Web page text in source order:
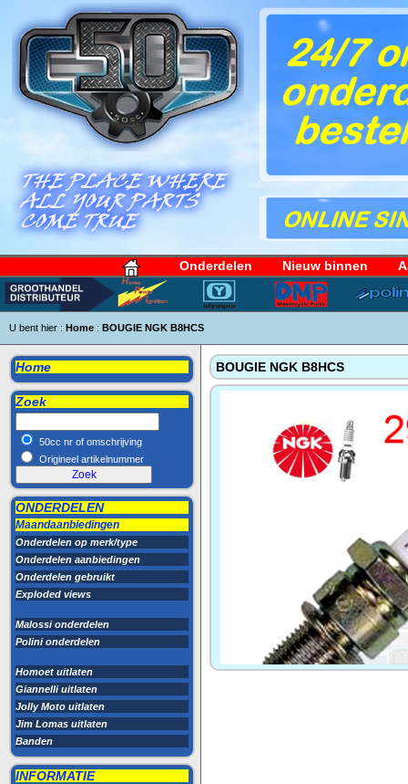
Onderdelen Nieuw binnen
U bent hier : Home : BOUGIE NGK B8HCS
Home
Zoek
50cc nr of omschrijving
Origineel artikelnummer
ONDERDELEN
Maandaanbiedingen
Onderdelen op merk/type
Onderdelen aanbiedingen
Onderdelen gebruikt
Exploded views
Malossi onderdelen
Polini onderdelen
Homoet uitlaten
Giannelli uitlaten
Jolly Moto uitlaten
Jim Lomas uitlaten
Banden
INFORMATIE
BOUGIE NGK B8HCS